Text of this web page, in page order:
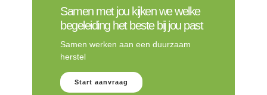
Samen met jou kijken we welke
begeleiding het beste bij jou past
Samen werken aan een duurzaam
herstel
Start aanvraag